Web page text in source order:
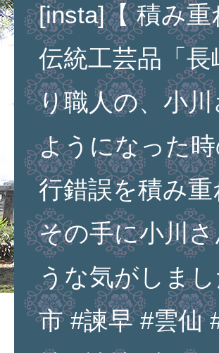
[insta]【 積み
伝統工芸品「
り職人の、小
ようになった
行錯誤を積み
その手に小川
うな気がしま
市 #諫早 #雲仙